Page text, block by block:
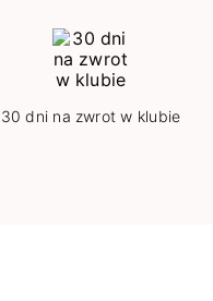
30 dni na zwrot w klubie